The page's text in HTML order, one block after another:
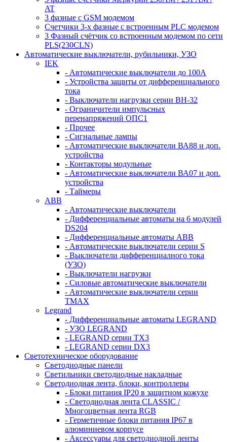
AT
3 фазные с GSM модемом
Счетчики 3-х фазные с встроенным PLC модемом
3 Фазный счётчик со встроенным модемом по сети
PLS(230CLN)
Автоматические выключатели, рубильники, УЗО
IEK
- Автоматические выключатели до 100A
- Устройства защиты от дифференциального
тока
- Выключатели нагрузки серии ВН-32
- Ограничители импульсных
перенапряжений ОПС1
- Прочее
- Сигнальные лампы
- Автоматические выключатели ВА88 и доп.
устройства
- Контакторы модульные
- Автоматические выключатели ВА07 и доп.
устройства
- Таймеры
ABB
- Автоматические выключатели
- Дифференциальные автоматы на 6 модулей
DS204
- Дифференциальные автоматы АВВ
- Автоматические выключатели серии S
- Выключатели дифференциалного тока
(УЗО)
- Выключатели нагрузки
- Силовые автоматические выключатели
- Автоматические выключатели серии
ТМАХ
Legrand
- Дифференциальные автоматы LEGRAND
- УЗО LEGRAND
- LEGRAND серии ТХ3
- LEGRAND серии DХ3
Светотехническое оборудование
Светодиодные панели
Светильники светодиодные накладные
Светодиодная лента, блоки, контроллеры
- Блоки питания IP20 в защитном кожухе
- Светодиодная лента CLASSIC /
Многоцветная лента RGB
- Герметичные блоки питания IP67 в
алюминиевом корпусе
- Аксессуары для светодиодной ленты